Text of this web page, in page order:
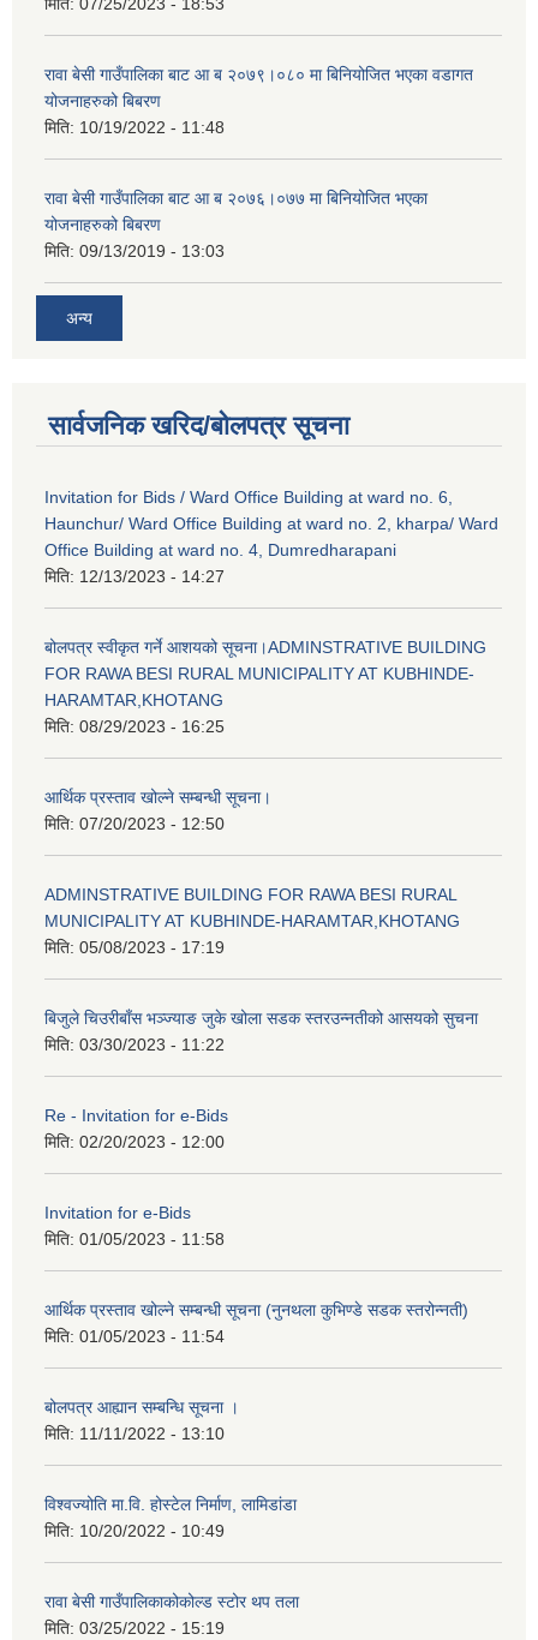
रावा बेसी गाउँपालिका बाट आ ब २०७९।०८० मा बिनियोजित भएका वडागत
योजनाहरुको बिबरण
मिति: 10/19/2022 - 11:48
रावा बेसी गाउँपालिका बाट आ ब २०७६।०७७ मा बिनियोजित भएका
योजनाहरुको बिबरण
मिति: 09/13/2019 - 13:03
अन्य
सार्वजनिक खरिद/बोलपत्र सूचना
Invitation for Bids / Ward Office Building at ward no. 6,
Haunchur/ Ward Office Building at ward no. 2, kharpa/ Ward
Office Building at ward no. 4, Dumredharapani
मिति: 12/13/2023 - 14:27
बोलपत्र स्वीकृत गर्ने आशयको सूचना।ADMINSTRATIVE BUILDING
FOR RAWA BESI RURAL MUNICIPALITY AT KUBHINDE-
HARAMTAR,KHOTANG
मिति: 08/29/2023 - 16:25
आर्थिक प्रस्ताव खोल्ने सम्बन्धी सूचना।
मिति: 07/20/2023 - 12:50
ADMINSTRATIVE BUILDING FOR RAWA BESI RURAL
MUNICIPALITY AT KUBHINDE-HARAMTAR,KHOTANG
मिति: 05/08/2023 - 17:19
बिजुले चिउरीबाँस भञ्ज्याङ जुके खोला सडक स्तरउन्नतीको आसयको सुचना
मिति: 03/30/2023 - 11:22
Re - Invitation for e-Bids
मिति: 02/20/2023 - 12:00
Invitation for e-Bids
मिति: 01/05/2023 - 11:58
आर्थिक प्रस्ताव खोल्ने सम्बन्धी सूचना (नुनथला कुभिण्डे सडक स्तरोन्नती)
मिति: 01/05/2023 - 11:54
बोलपत्र आह्यान सम्बन्धि सूचना ।
मिति: 11/11/2022 - 13:10
विश्वज्योति मा.वि. होस्टेल निर्माण, लामिडांडा
मिति: 10/20/2022 - 10:49
रावा बेसी गाउँपालिकाकोकोल्ड स्टोर थप तला
मिति: 03/25/2022 - 15:19